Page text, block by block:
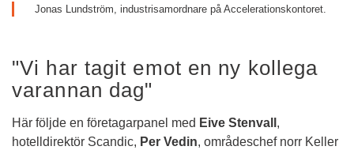
Jonas Lundström, industrisamordnare på Accelerationskontoret.
"Vi har tagit emot en ny kollega
varannan dag"
Här följde en företagarpanel med Eive Stenvall ,
hotelldirektör Scandic, Per Vedin, områdeschef norr Keller